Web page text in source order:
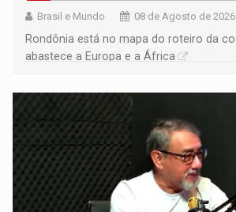
Brasil e Mundo 08 de Agosto de 2026
Rondônia está no mapa do roteiro da
abastece a Europa e a África